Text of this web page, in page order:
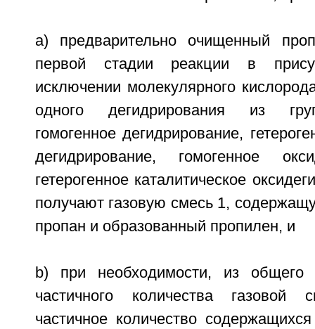
a) предварительно очищенный
первой стадии реакции в
исключении молекулярного
одного дегидрирования из
гомогенное дегидрирование,
дегидрирование, гомогенное
гетерогенное каталитическое
получают газовую смесь 1,
пропан и образованный пропилен, и
b) при необходимости, из общего
частичного количества
частичное количество